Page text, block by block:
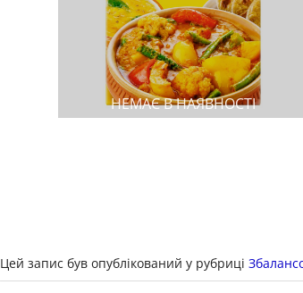
НЕМАЄ В НАЯВНОСТІ
Цей запис був опублікований у рубриці